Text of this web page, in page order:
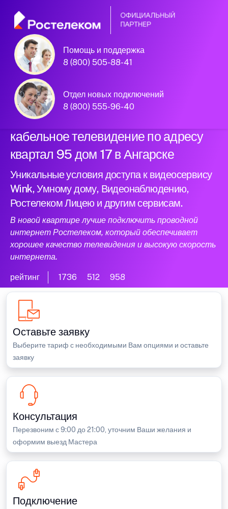
Помощь и поддержка
8 (800) 505-88-41
Отдел новых подключений
8 (800) 555-96-40
Официальный
партнер Ростелеком
Подключили новый интернет и
кабельное телевидение по адресу
квартал 95 дом 17 в Ангарске
Уникальные условия доступа к видеосервису
Wink, Умному дому, Видеонаблюдению,
Ростелеком Лицею и другим сервисам.
В новой квартире лучше подключить проводной
интернет Ростелеком, который обеспечивает
хорошее качество телевидения и высокую скорость
интернета.
рейтинг 1736 512 958
Оставьте заявку
Выберите тариф с необходимыми Вам опциями и оставьте
заявку
Консультация
Перезвоним с 9:00 до 21:00, уточним Ваши желания и
оформим выезд Мастера
Подключение